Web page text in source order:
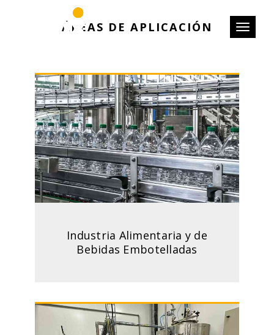
Toggle
ÁREAS DE APLICACIÓN
Industria Alimentaria y de
Bebidas Embotelladas